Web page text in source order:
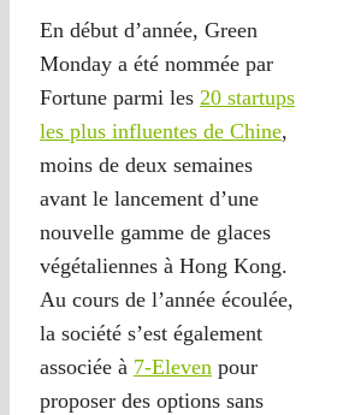
En début d’année, Green
Monday a été nommée par
Fortune parmi les 20 startups
les plus influentes de Chine,
moins de deux semaines
avant le lancement d’une
nouvelle gamme de glaces
végétaliennes à Hong Kong.
Au cours de l’année écoulée,
la société s’est également
associée à 7-Eleven pour
proposer des options sans